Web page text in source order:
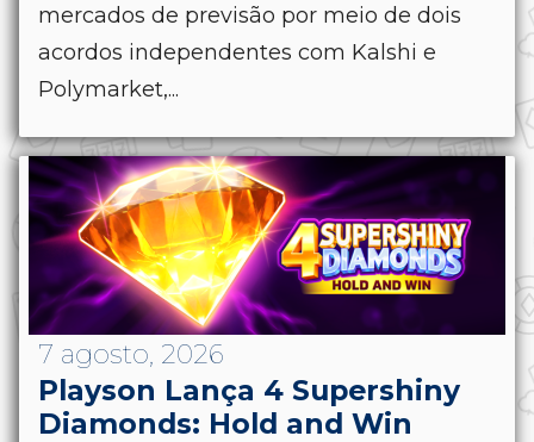
mercados de previsão por meio de dois
acordos independentes com Kalshi e
Polymarket,...
7 agosto, 2026
Playson Lança 4 Supershiny
Diamonds: Hold and Win